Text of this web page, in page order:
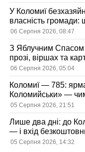
У Коломиї
власність громади:
06 Серпня 2026, 08:47
З Яблучним Спасом
прозі, віршах та
06 Серпня 2026, 05:04
Коломиї — 785:
Коломийськи» —
05 Серпня 2026, 21:51
Лише два дні: до
— і вхід
05 Серпня 2026, 14:32